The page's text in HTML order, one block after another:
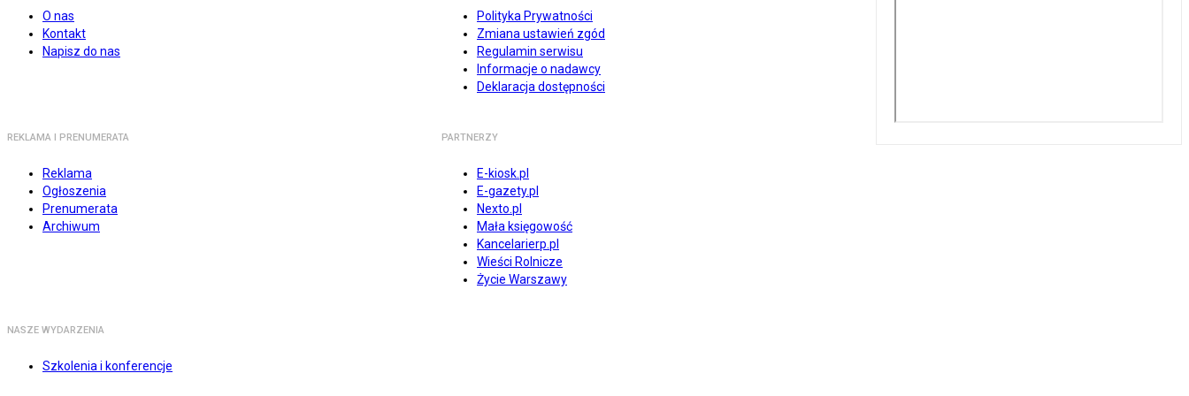
O nas
Kontakt
Napisz do nas
Polityka Prywatności
Zmiana ustawień zgód
Regulamin serwisu
Informacje o nadawcy
Deklaracja dostępności
REKLAMA I PRENUMERATA
Reklama
Ogłoszenia
Prenumerata
Archiwum
PARTNERZY
E-kiosk.pl
E-gazety.pl
Nexto.pl
Mała księgowość
Kancelarierp.pl
Wieści Rolnicze
Życie Warszawy
NASZE WYDARZENIA
Szkolenia i konferencje